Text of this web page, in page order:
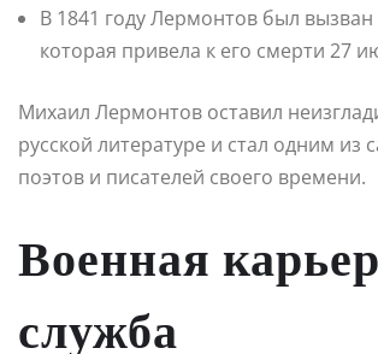
В 1841 году Лермонтов был вызван
которая привела к его смерти 27
Михаил Лермонтов оставил
русской литературе и стал одним из
поэтов и писателей своего времени.
Военная
служба